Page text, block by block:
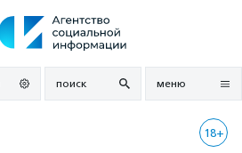
поиск меню
18+